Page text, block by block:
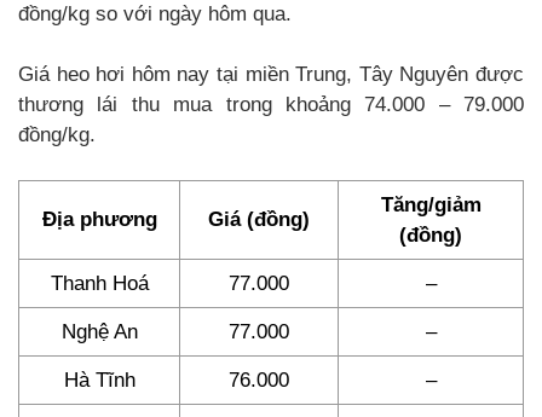
đồng/kg so với ngày hôm qua.
Giá heo hơi hôm nay tại miền Trung, Tây Nguyên được
thương lái thu mua trong khoảng 74.000 – 79.000
đồng/kg.
Địa phương Giá (đồng)
Tăng/giảm
(đồng)
Thanh Hoá 77.000 –
Nghệ An 77.000 –
Hà Tĩnh 76.000 –